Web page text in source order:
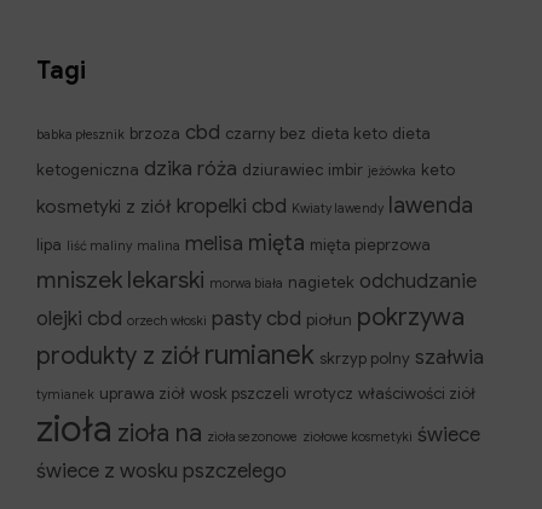
Tagi
babka płesznik brzoza cbd czarny bez dieta keto dieta
ketogeniczna dzika róża dziurawiec imbir jeżówka keto
kosmetyki z ziół kropelki cbd Kwiaty lawendy lawenda
lipa liść maliny malina melisa mięta mięta pieprzowa
mniszek lekarski morwa biała nagietek odchudzanie
olejki cbd orzech włoski pasty cbd piołun pokrzywa
produkty z ziół rumianek skrzyp polny szałwia
tymianek uprawa ziół wosk pszczeli wrotycz właściwości ziół
zioła zioła na zioła sezonowe ziołowe kosmetyki świece
świece z wosku pszczelego